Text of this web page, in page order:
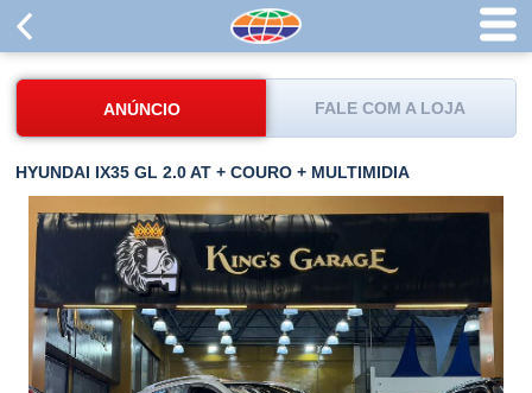
ANÚNCIO FALE COM A LOJA
HYUNDAI IX35 GL 2.0 AT + COURO + MULTIMIDIA